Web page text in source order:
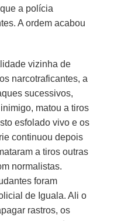
a polícia
A ordem acabou
vizinha de
narcotraficantes, a
sucessivos,
matou a tiros
esfolado vivo e os
continuou depois
a tiros outras
normalistas.
foram
de Iguala. Ali o
rastros, os